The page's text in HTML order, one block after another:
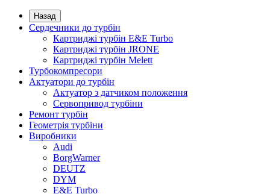
Назад
Сердечники до турбін
Картриджі турбін E&E Turbo
Картриджі турбін JRONE
Картриджі турбін Melett
Турбокомпресори
Актуатори до турбін
Актуатор з датчиком положення
Сервопривод турбіни
Ремонт турбін
Геометрія турбіни
Виробники
Audi
BorgWarner
DEUTZ
DYM
E&E Turbo